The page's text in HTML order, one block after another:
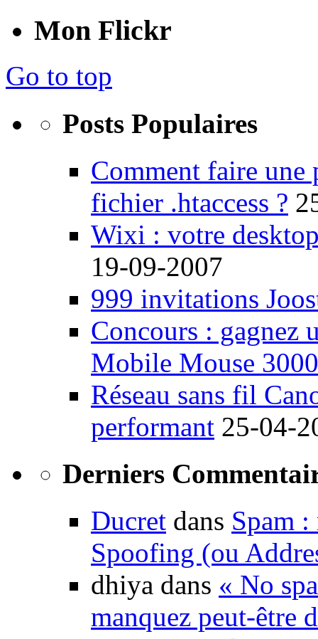
Mon Flickr
Go to top
Posts Populaires
Comment faire une
fichier .htaccess ?
Wixi : votre
19-09-2007
999 invitations
Concours : gagnez
Mobile Mouse 3000
Réseau sans fil
performant 25-04-
Derniers
Ducret dans Spam :
Spoofing (ou
dhiya dans « No
manquez peut-être